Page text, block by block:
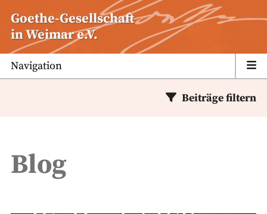
Inhalt
springen
Goethe-Gesellschaft
in Weimar e.V.
Navigation
Beiträge filtern
Blog